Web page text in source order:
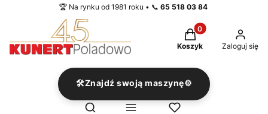
🏆 Na rynku od 1981 roku • 📞 65 518 03 84
Produkty w
Koszyk Zaloguj się
🛠️Znajdź swoją maszynę⚙️
Otwórz wyszukiwarkę